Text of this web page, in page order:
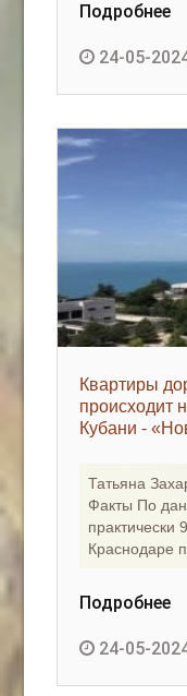
Подробнее
24-05-
Квартиры
происходит
Кубани -
Татьяна
Факты По
практически
Краснодаре
Подробнее
24-05-